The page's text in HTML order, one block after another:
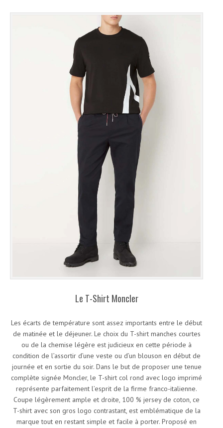
Le T-Shirt Moncler
Les écarts de température sont assez importants entre le début
de matinée et le déjeuner. Le choix du T-shirt manches courtes
ou de la chemise légère est judicieux en cette période à
condition de l’assortir d’une veste ou d’un blouson en début de
journée et en sortie du soir. Dans le but de proposer une tenue
complète signée Moncler, le T-shirt col rond avec logo imprimé
représente parfaitement l’esprit de la firme franco-italienne.
Coupe légèrement ample et droite, 100 % jersey de coton, ce
T-shirt avec son gros logo contrastant, est emblématique de la
marque tout en restant simple et facile à porter. Proposé en